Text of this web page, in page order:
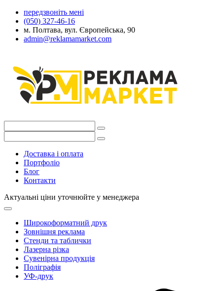
передзвоніть мені
(050) 327-46-16
м. Полтава, вул. Європейська, 90
admin@reklamamarket.com
Доставка і оплата
Портфоліо
Блог
Контакти
Актуальні ціни уточнюйте у менеджера
Широкоформатний друк
Зовнішня реклама
Стенди та таблички
Лазерна різка
Сувенірна продукція
Поліграфія
УФ-друк